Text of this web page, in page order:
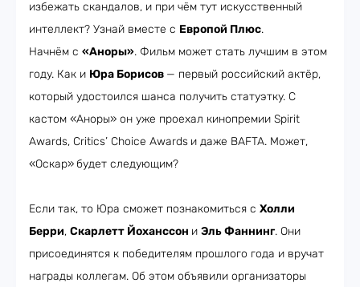
избежать скандалов, и при чём тут искусственный
интеллект? Узнай вместе с Европой Плюс.
Начнём с «Аноры». Фильм может стать лучшим в этом
году. Как и Юра Борисов — первый российский актёр,
который удостоился шанса получить статуэтку. С
кастом «Аноры» он уже проехал кинопремии Spirit
Awards, Critics’ Choice Awards и даже BAFTA. Может,
«Оскар» будет следующим?
Если так, то Юра сможет познакомиться с Холли
Берри, Скарлетт Йоханссон и Эль Фаннинг. Они
присоединятся к победителям прошлого года и вручат
награды коллегам. Об этом объявили организаторы